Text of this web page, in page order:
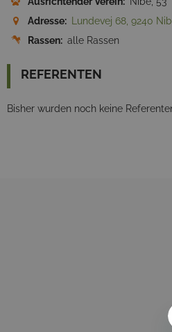
Adresse:
Lundevej 68, 9240
Rassen: alle Rassen
REFERENTEN
Bisher wurden noch keine